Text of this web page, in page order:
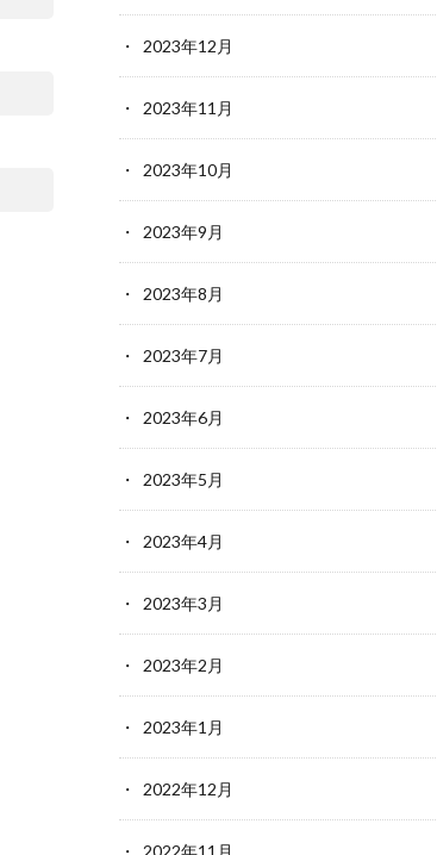
2023年12月
2023年11月
2023年10月
2023年9月
2023年8月
2023年7月
2023年6月
2023年5月
2023年4月
2023年3月
2023年2月
2023年1月
2022年12月